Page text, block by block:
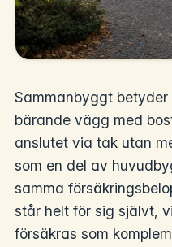
Sammanbyggt
bärande vägg med
anslutet via tak utan
som en del av
samma
står helt för sig självt,
försäkras som